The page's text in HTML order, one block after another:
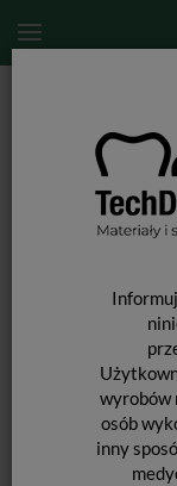
wyrobów
osób
inny
Upychacz do nici